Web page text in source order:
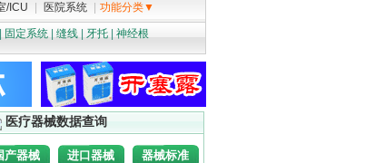
/ICU 医院系统 功能分类▼
固定系统| 缝线| 牙托| 神经根
医疗器械数据查询
产器械 进口器械 器械标准